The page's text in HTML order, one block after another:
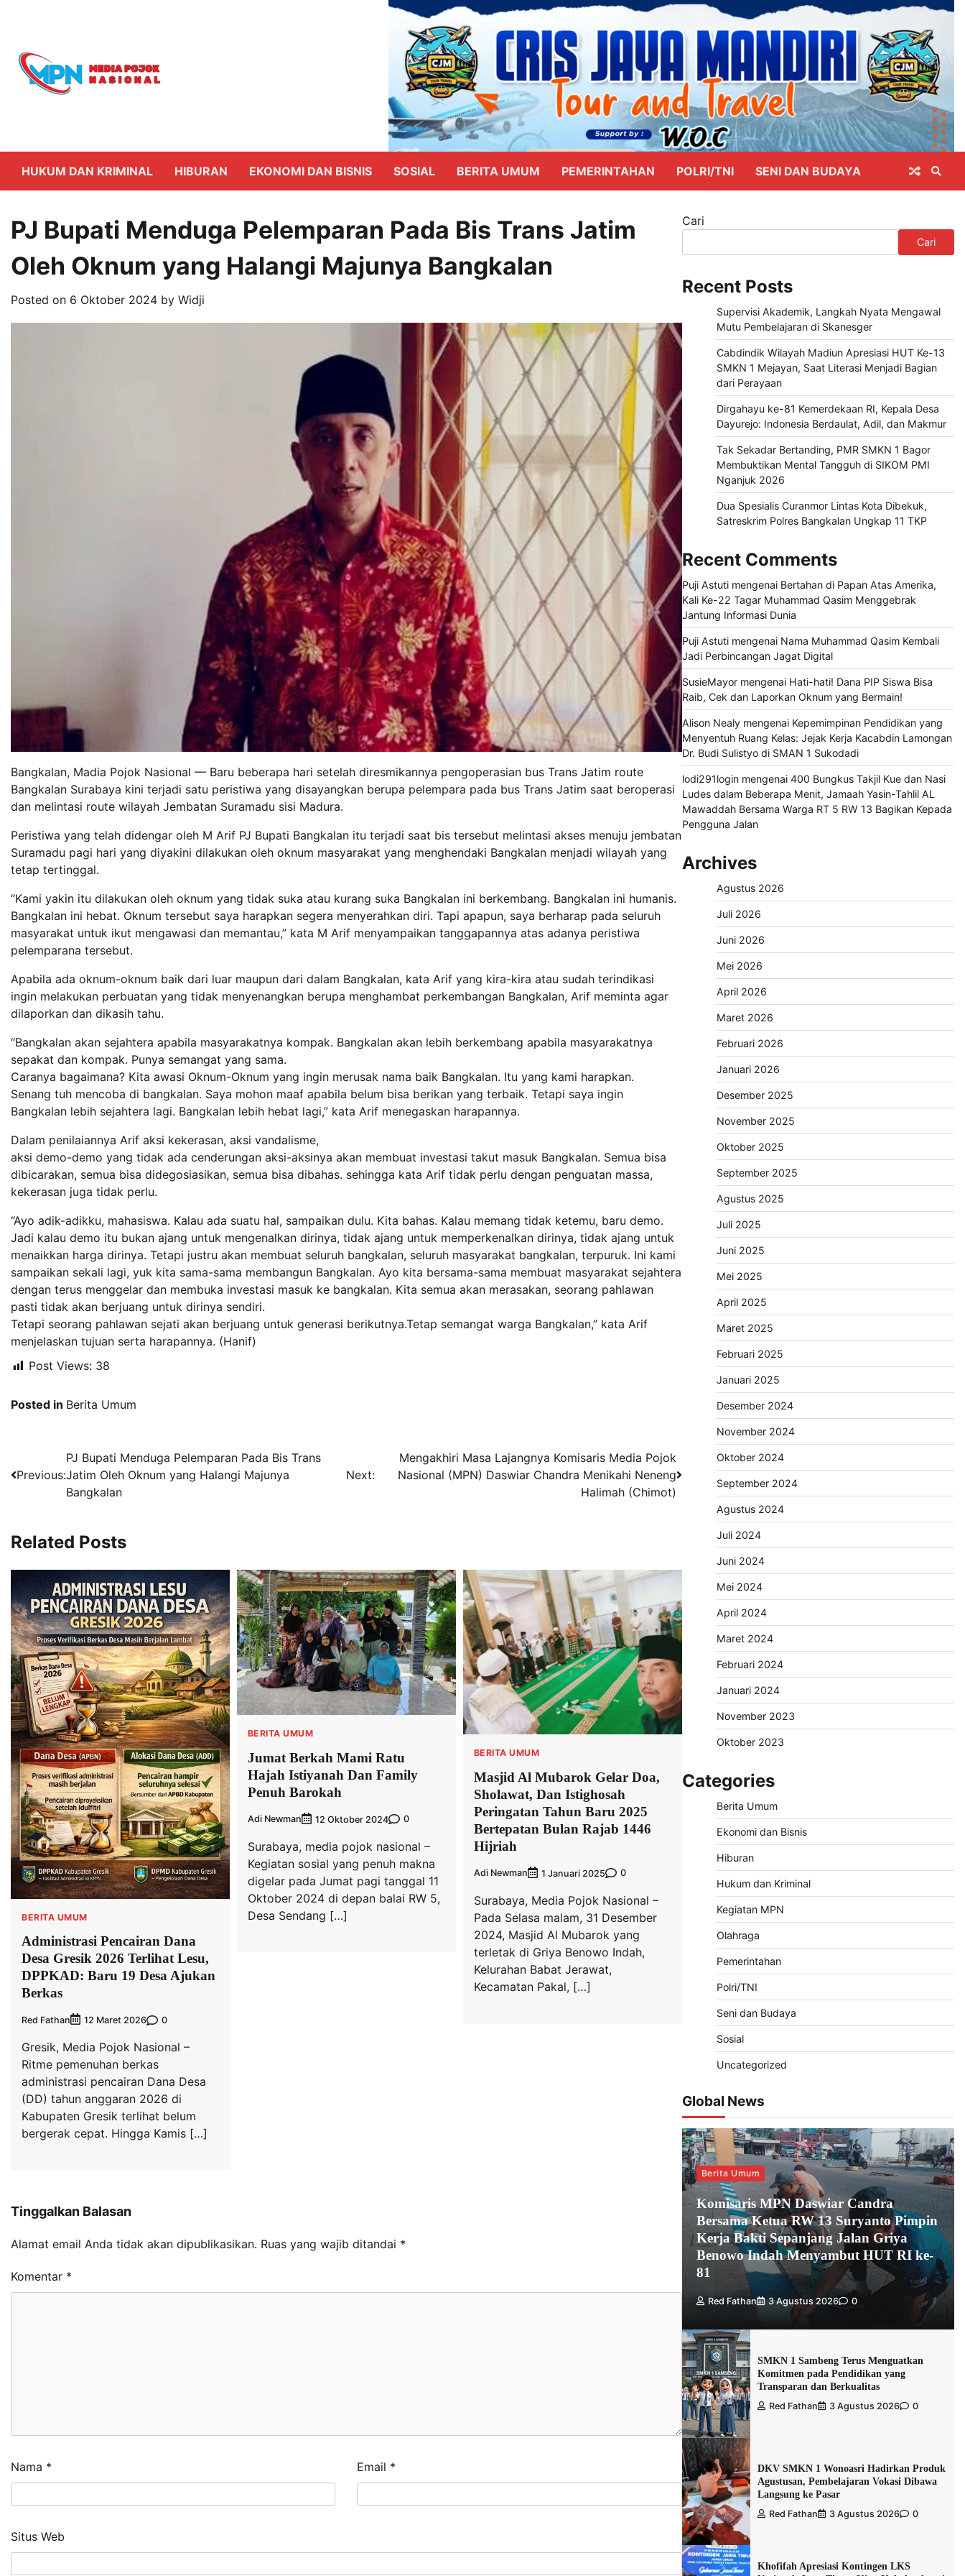
HUKUM DAN KRIMINAL HIBURAN EKONOMI DAN BISNIS SOSIAL BERITA UMUM PEMERINTAHAN POLRI/TNI SENI DAN BUDAYA
PJ Bupati Menduga Pelemparan Pada Bis Trans Jatim
Oleh Oknum yang Halangi Majunya Bangkalan
Posted on 6 Oktober 2024 by Widji
Bangkalan, Madia Pojok Nasional — Baru beberapa hari setelah diresmikannya pengoperasian bus Trans Jatim route
Bangkalan Surabaya kini terjadi satu peristiwa yang disayangkan berupa pelempara pada bus Trans Jatim saat beroperasi
dan melintasi route wilayah Jembatan Suramadu sisi Madura.
Peristiwa yang telah didengar oleh M Arif PJ Bupati Bangkalan itu terjadi saat bis tersebut melintasi akses menuju jembatan
Suramadu pagi hari yang diyakini dilakukan oleh oknum masyarakat yang menghendaki Bangkalan menjadi wilayah yang
tetap tertinggal.
“Kami yakin itu dilakukan oleh oknum yang tidak suka atau kurang suka Bangkalan ini berkembang. Bangkalan ini humanis.
Bangkalan ini hebat. Oknum tersebut saya harapkan segera menyerahkan diri. Tapi apapun, saya berharap pada seluruh
masyarakat untuk ikut mengawasi dan memantau,” kata M Arif menyampaikan tanggapannya atas adanya peristiwa
pelemparana tersebut.
Apabila ada oknum-oknum baik dari luar maupun dari dalam Bangkalan, kata Arif yang kira-kira atau sudah terindikasi
ingin melakukan perbuatan yang tidak menyenangkan berupa menghambat perkembangan Bangkalan, Arif meminta agar
dilaporkan dan dikasih tahu.
“Bangkalan akan sejahtera apabila masyarakatnya kompak. Bangkalan akan lebih berkembang apabila masyarakatnya
sepakat dan kompak. Punya semangat yang sama.
Caranya bagaimana? Kita awasi Oknum-Oknum yang ingin merusak nama baik Bangkalan. Itu yang kami harapkan.
Senang tuh mencoba di bangkalan. Saya mohon maaf apabila belum bisa berikan yang terbaik. Tetapi saya ingin
Bangkalan lebih sejahtera lagi. Bangkalan lebih hebat lagi,” kata Arif menegaskan harapannya.
Dalam penilaiannya Arif aksi kekerasan, aksi vandalisme,
aksi demo-demo yang tidak ada cenderungan aksi-aksinya akan membuat investasi takut masuk Bangkalan. Semua bisa
dibicarakan, semua bisa didegosiasikan, semua bisa dibahas. sehingga kata Arif tidak perlu dengan penguatan massa,
kekerasan juga tidak perlu.
“Ayo adik-adikku, mahasiswa. Kalau ada suatu hal, sampaikan dulu. Kita bahas. Kalau memang tidak ketemu, baru demo.
Jadi kalau demo itu bukan ajang untuk mengenalkan dirinya, tidak ajang untuk memperkenalkan dirinya, tidak ajang untuk
menaikkan harga dirinya. Tetapi justru akan membuat seluruh bangkalan, seluruh masyarakat bangkalan, terpuruk. Ini kami
sampaikan sekali lagi, yuk kita sama-sama membangun Bangkalan. Ayo kita bersama-sama membuat masyarakat sejahtera
dengan terus menggelar dan membuka investasi masuk ke bangkalan. Kita semua akan merasakan, seorang pahlawan
pasti tidak akan berjuang untuk dirinya sendiri.
Tetapi seorang pahlawan sejati akan berjuang untuk generasi berikutnya.Tetap semangat warga Bangkalan,” kata Arif
menjelaskan tujuan serta harapannya. (Hanif)
Post Views: 38
Posted in Berita Umum
Navigasi
pos
Previous:
PJ Bupati Menduga Pelemparan Pada Bis Trans
Jatim Oleh Oknum yang Halangi Majunya
Bangkalan
Next:
Mengakhiri Masa Lajangnya Komisaris Media Pojok
Nasional (MPN) Daswiar Chandra Menikahi Neneng
Halimah (Chimot)
Related Posts
BERITA UMUM
Administrasi Pencairan Dana
Desa Gresik 2026 Terlihat Lesu,
DPPKAD: Baru 19 Desa Ajukan
Berkas
Red Fathan 12 Maret 2026 0
Gresik, Media Pojok Nasional –
Ritme pemenuhan berkas
administrasi pencairan Dana Desa
(DD) tahun anggaran 2026 di
Kabupaten Gresik terlihat belum
bergerak cepat. Hingga Kamis […]
BERITA UMUM
Jumat Berkah Mami Ratu
Hajah Istiyanah Dan Family
Penuh Barokah
Adi Newman 12 Oktober 2024 0
Surabaya, media pojok nasional –
Kegiatan sosial yang penuh makna
digelar pada Jumat pagi tanggal 11
Oktober 2024 di depan balai RW 5,
Desa Sendang […]
BERITA UMUM
Masjid Al Mubarok Gelar Doa,
Sholawat, Dan Istighosah
Peringatan Tahun Baru 2025
Bertepatan Bulan Rajab 1446
Hijriah
Adi Newman 1 Januari 2025 0
Surabaya, Media Pojok Nasional –
Pada Selasa malam, 31 Desember
2024, Masjid Al Mubarok yang
terletak di Griya Benowo Indah,
Kelurahan Babat Jerawat,
Kecamatan Pakal, […]
Tinggalkan Balasan
Alamat email Anda tidak akan dipublikasikan. Ruas yang wajib ditandai *
Komentar *
Nama * Email *
Situs Web
Cari
Cari
Recent Posts
Supervisi Akademik, Langkah Nyata Mengawal
Mutu Pembelajaran di Skanesger
Cabdindik Wilayah Madiun Apresiasi HUT Ke-13
SMKN 1 Mejayan, Saat Literasi Menjadi Bagian
dari Perayaan
Dirgahayu ke-81 Kemerdekaan RI, Kepala Desa
Dayurejo: Indonesia Berdaulat, Adil, dan Makmur
Tak Sekadar Bertanding, PMR SMKN 1 Bagor
Membuktikan Mental Tangguh di SIKOM PMI
Nganjuk 2026
Dua Spesialis Curanmor Lintas Kota Dibekuk,
Satreskrim Polres Bangkalan Ungkap 11 TKP
Recent Comments
Puji Astutimengenai Bertahan di Papan Atas Amerika,
Kali Ke-22 Tagar Muhammad Qasim Menggebrak
Jantung Informasi Dunia
Puji Astutimengenai Nama Muhammad Qasim Kembali
Jadi Perbincangan Jagat Digital
SusieMayormengenai Hati-hati! Dana PIP Siswa Bisa
Raib, Cek dan Laporkan Oknum yang Bermain!
Alison Nealymengenai Kepemimpinan Pendidikan yang
Menyentuh Ruang Kelas: Jejak Kerja Kacabdin Lamongan
Dr. Budi Sulistyo di SMAN 1 Sukodadi
lodi291loginmengenai 400 Bungkus Takjil Kue dan Nasi
Ludes dalam Beberapa Menit, Jamaah Yasin-Tahlil AL
Mawaddah Bersama Warga RT 5 RW 13 Bagikan Kepada
Pengguna Jalan
Archives
Agustus 2026
Juli 2026
Juni 2026
Mei 2026
April 2026
Maret 2026
Februari 2026
Januari 2026
Desember 2025
November 2025
Oktober 2025
September 2025
Agustus 2025
Juli 2025
Juni 2025
Mei 2025
April 2025
Maret 2025
Februari 2025
Januari 2025
Desember 2024
November 2024
Oktober 2024
September 2024
Agustus 2024
Juli 2024
Juni 2024
Mei 2024
April 2024
Maret 2024
Februari 2024
Januari 2024
November 2023
Oktober 2023
Categories
Berita Umum
Ekonomi dan Bisnis
Hiburan
Hukum dan Kriminal
Kegiatan MPN
Olahraga
Pemerintahan
Polri/TNI
Seni dan Budaya
Sosial
Uncategorized
Global News
Berita Umum
Komisaris MPN Daswiar Candra
Bersama Ketua RW 13 Suryanto Pimpin
Kerja Bakti Sepanjang Jalan Griya
Benowo Indah Menyambut HUT RI ke-
81
Red Fathan 3 Agustus 2026 0
SMKN 1 Sambeng Terus Menguatkan
Komitmen pada Pendidikan yang
Transparan dan Berkualitas
Red Fathan 3 Agustus 2026 0
DKV SMKN 1 Wonoasri Hadirkan Produk
Agustusan, Pembelajaran Vokasi Dibawa
Langsung ke Pasar
Red Fathan 3 Agustus 2026 0
Khofifah Apresiasi Kontingen LKS